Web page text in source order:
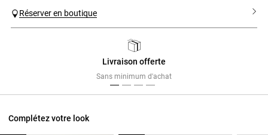
Réserver en boutique
Livraison offerte
Sans minimum d'achat
Complétez votre look